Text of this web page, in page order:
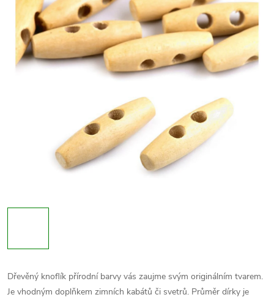
Dřevěný knoflík přírodní barvy vás zaujme svým originálním tvarem.
Je vhodným doplňkem zimních kabátů či svetrů. Průměr dírky je